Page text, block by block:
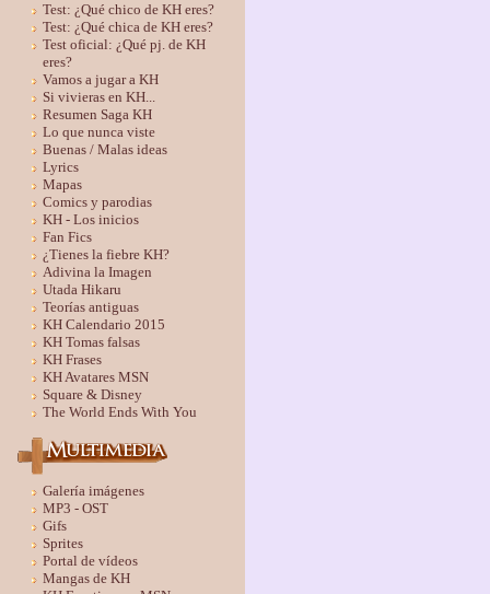
Test: ¿Qué chico de KH eres?
Test: ¿Qué chica de KH eres?
Test oficial: ¿Qué pj. de KH
eres?
Vamos a jugar a KH
Si vivieras en KH...
Resumen Saga KH
Lo que nunca viste
Buenas / Malas ideas
Lyrics
Mapas
Comics y parodias
KH - Los inicios
Fan Fics
¿Tienes la fiebre KH?
Adivina la Imagen
Utada Hikaru
Teorías antiguas
KH Calendario 2015
KH Tomas falsas
KH Frases
KH Avatares MSN
Square & Disney
The World Ends With You
Galería imágenes
MP3 - OST
Gifs
Sprites
Portal de vídeos
Mangas de KH